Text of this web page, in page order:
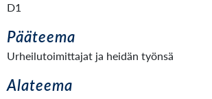
D1
Pääteema
Urheilutoimittajat ja heidän työnsä
Alateema